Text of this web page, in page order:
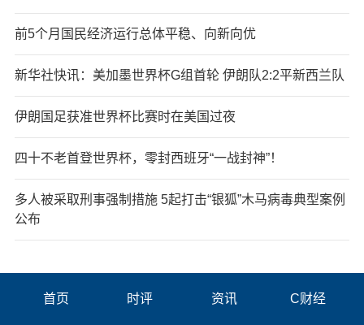
前5个月国民经济运行总体平稳、向新向优
新华社快讯：美加墨世界杯G组首轮 伊朗队2:2平新西兰队
伊朗国足获准世界杯比赛时在美国过夜
四十不老首登世界杯，零封西班牙“一战封神”！
多人被采取刑事强制措施 5起打击“银狐”木马病毒典型案例
公布
首页 时评 资讯 C财经